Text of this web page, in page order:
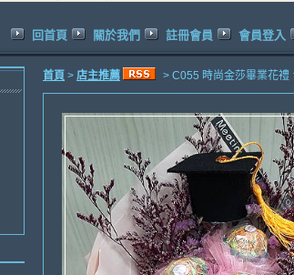
回首頁 關於我們 註冊會員 會員登入
首頁 > 店主推薦 > C055 時尚金莎畢業花禮